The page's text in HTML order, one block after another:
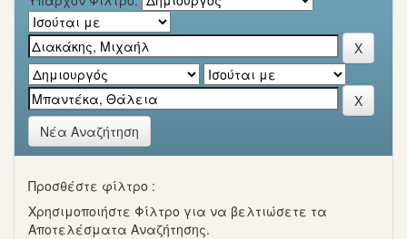
Νέα Αναζήτηση
Προσθέστε φίλτρο :
Χρησιμοποιήστε Φίλτρο για να βελτιώσετε τα
Αποτελέσματα Αναζήτησης.